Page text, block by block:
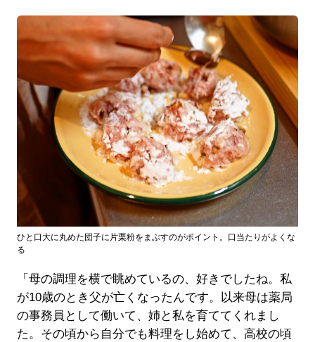
ひと口大に丸めた団子に片栗粉をまぶすのがポイント。口当たりがよくな
る
「母の調理を横で眺めているの、好きでしたね。私
が10歳のとき父が亡くなったんです。以来母は薬局
の事務員として働いて、姉と私を育ててくれまし
た。その頃から自分でも料理をし始めて、高校の頃